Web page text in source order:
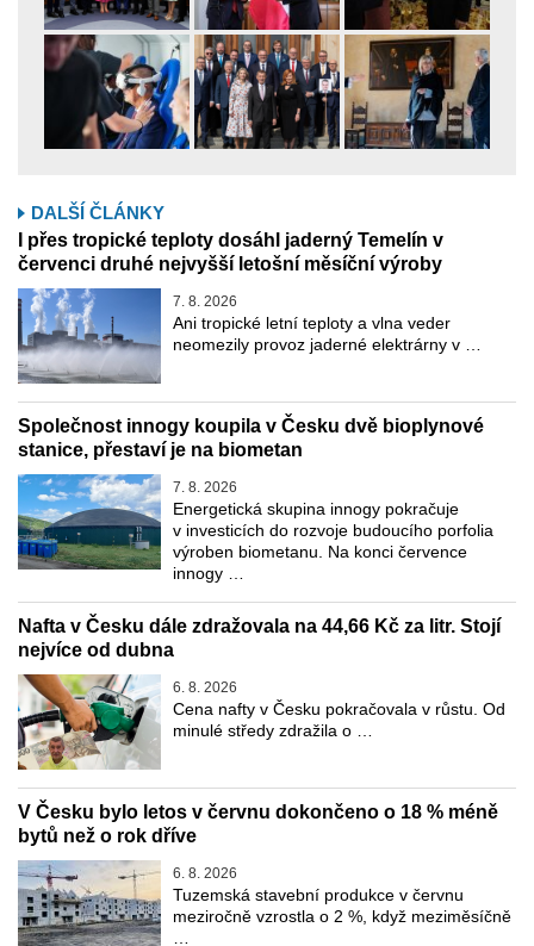
DALŠÍ ČLÁNKY
I přes tropické teploty dosáhl jaderný Temelín v
červenci druhé nejvyšší letošní měsíční výroby
7. 8. 2026
Ani tropické letní teploty a vlna veder
neomezily provoz jaderné elektrárny v …
Společnost innogy koupila v Česku dvě bioplynové
stanice, přestaví je na biometan
7. 8. 2026
Energetická skupina innogy pokračuje
v investicích do rozvoje budoucího porfolia
výroben biometanu. Na konci července
innogy …
Nafta v Česku dále zdražovala na 44,66 Kč za litr. Stojí
nejvíce od dubna
6. 8. 2026
Cena nafty v Česku pokračovala v růstu. Od
minulé středy zdražila o …
V Česku bylo letos v červnu dokončeno o 18 % méně
bytů než o rok dříve
6. 8. 2026
Tuzemská stavební produkce v červnu
meziročně vzrostla o 2 %, když meziměsíčně